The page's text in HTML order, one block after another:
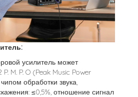
усилитель может
M. P. O (Peak Music Power
обработки звука,
≤0,5%, отношение сигнал